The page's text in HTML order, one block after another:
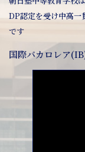
DP認定を受け中高一
です
国際バカロレア